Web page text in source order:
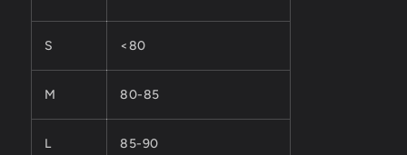
S <80
M 80-85
L 85-90